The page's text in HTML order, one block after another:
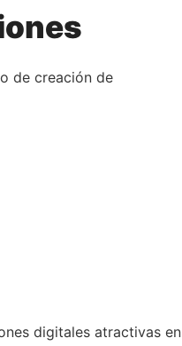
de creación de
digitales atractivas en